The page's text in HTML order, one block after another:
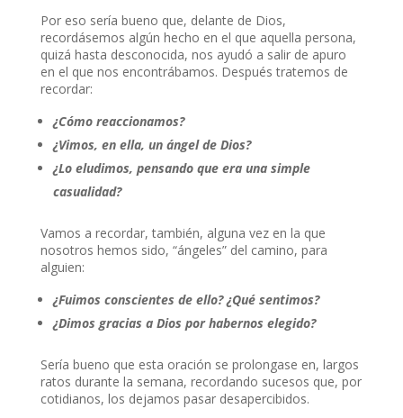
Por eso sería bueno que, delante de Dios,
recordásemos algún hecho en el que aquella persona,
quizá hasta desconocida, nos ayudó a salir de apuro
en el que nos encontrábamos. Después tratemos de
recordar:
¿Cómo reaccionamos?
¿Vimos, en ella, un ángel de Dios?
¿Lo eludimos, pensando que era una simple
casualidad?
Vamos a recordar, también, alguna vez en la que
nosotros hemos sido, “ángeles” del camino, para
alguien:
¿Fuimos conscientes de ello? ¿Qué sentimos?
¿Dimos gracias a Dios por habernos elegido?
Sería bueno que esta oración se prolongase en, largos
ratos durante la semana, recordando sucesos que, por
cotidianos, los dejamos pasar desapercibidos.